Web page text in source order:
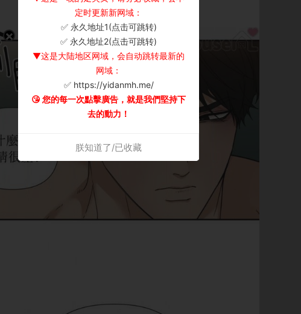
定时更新新网域：
✅ 永久地址1(点击可跳转)
✅ 永久地址2(点击可跳转)
▼这是大陆地区网域，会自动跳转最新的
网域：
✅ https://yidanmh.me/
😘 您的每一次點擊廣告，就是我們堅持下
去的動力！
朕知道了/已收藏
×